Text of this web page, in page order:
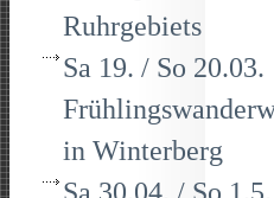
Ruhrgebiets
Sa 19. / So 20.03.
in Winterberg